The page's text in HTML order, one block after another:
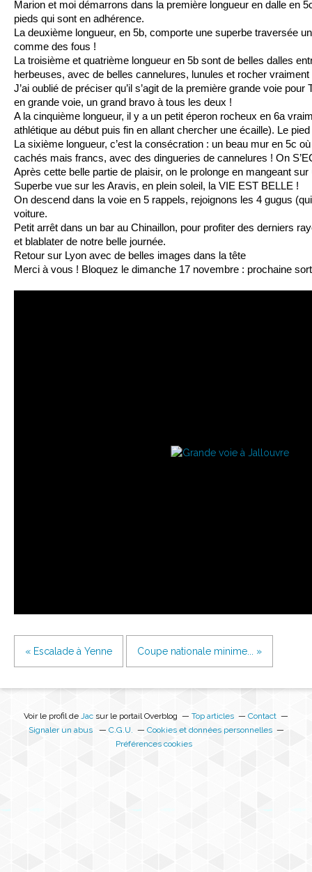
Marion et moi démarrons dans la première longueur en dalle en
pieds qui sont en adhérence.
La deuxième longueur, en 5b, comporte une superbe traversée
comme des fous !
La troisième et quatrième longueur en 5b sont de belles dalles
herbeuses, avec de belles cannelures, lunules et rocher vraiment
J’ai oublié de préciser qu’il s’agit de la première grande voie
en grande voie, un grand bravo à tous les deux !
A la cinquième longueur, il y a un petit éperon rocheux en 6a
athlétique au début puis fin en allant chercher une écaille). Le pied
La sixième longueur, c’est la consécration : un beau mur en 5c
cachés mais francs, avec des dingueries de cannelures ! On
Après cette belle partie de plaisir, on le prolonge en mangeant
Superbe vue sur les Aravis, en plein soleil, la VIE EST BELLE !
On descend dans la voie en 5 rappels, rejoignons les 4 gugus
voiture.
Petit arrêt dans un bar au Chinaillon, pour profiter des derniers
et blablater de notre belle journée.
Retour sur Lyon avec de belles images dans la tête
Merci à vous ! Bloquez le dimanche 17 novembre : prochaine
« Escalade à Yenne Coupe nationale minime... »
Voir le profil de Jac sur le portail Overblog Top articles
Contact
Signaler un abus
C.G.U.
Cookies et données personnelles
Préférences cookies